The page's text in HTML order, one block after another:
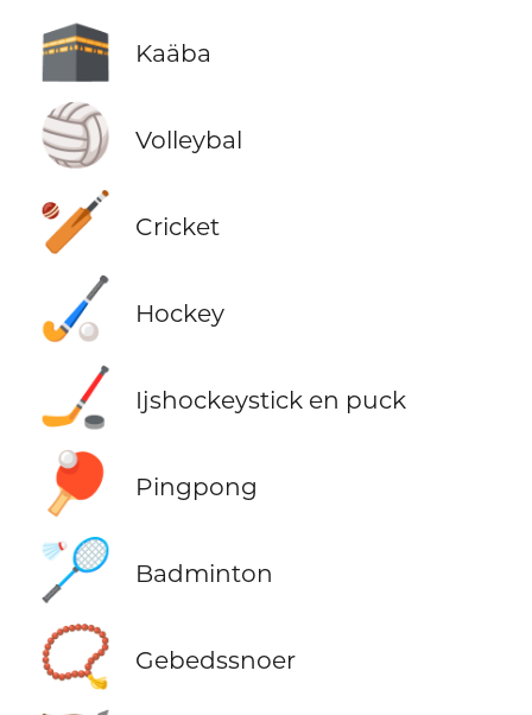
🕋 Kaäba
🏐 Volleybal
🏏 Cricket
🏑 Hockey
🏒 Ijshockeystick en puck
🏓 Pingpong
🏸 Badminton
📿 Gebedssnoer